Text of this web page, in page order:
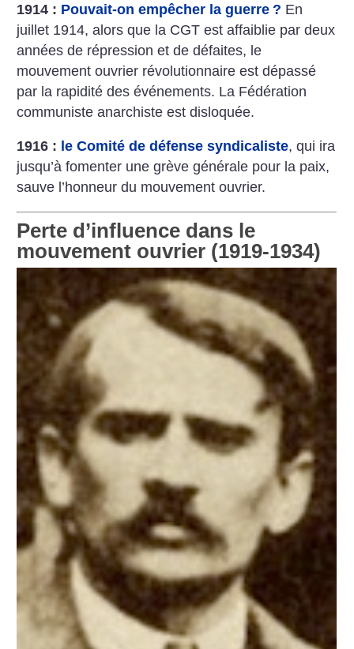
1914 : Pouvait-on empêcher la guerre ? En
juillet 1914, alors que la CGT est affaiblie par deux
années de répression et de défaites, le
mouvement ouvrier révolutionnaire est dépassé
par la rapidité des événements. La Fédération
communiste anarchiste est disloquée.
1916 : le Comité de défense syndicaliste, qui ira
jusqu’à fomenter une grève générale pour la paix,
sauve l’honneur du mouvement ouvrier.
Perte d’influence dans le
mouvement ouvrier (1919-1934)